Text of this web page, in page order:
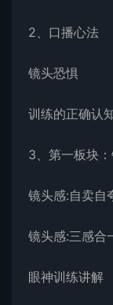
2、口播心法
镜头恐惧
训练的正确认
3、第一板块
镜头感:自卖自
镜头感:三感合
眼神训练讲解